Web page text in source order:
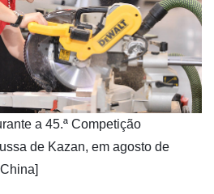
a 45.ª Competição
de Kazan, em agosto de